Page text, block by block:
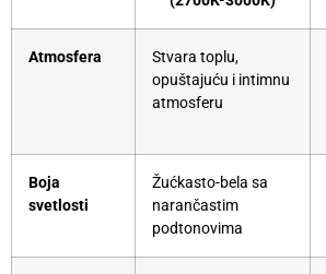
Atmosfera
Stvara toplu,
opuštajuću i intimnu
atmosferu
Boja
svetlosti
Žućkasto-bela sa
narančastim
podtonovima